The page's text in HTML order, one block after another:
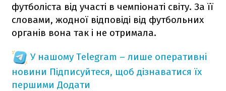
футболіста від участі в чемпіонаті світу. За її
словами, жодної відповіді від футбольних
органів вона так і не отримала.
У нашому Telegram – лише оперативні
новини Підписуйтеся, щоб дізнаватися їх
першими Додати